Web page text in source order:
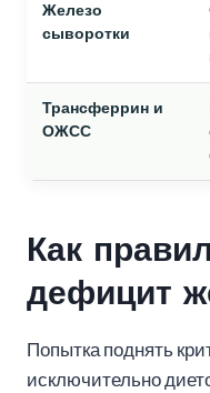
Железо
сыворотки
Трансферрин и
ОЖСС
Как
дефицит
Попытка поднять
исключительно